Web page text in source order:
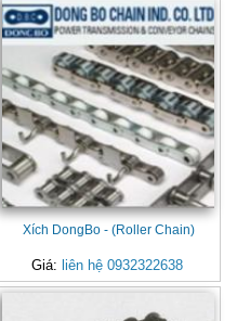
Xích DongBo - (Roller Chain)
Giá: liên hệ 0932322638